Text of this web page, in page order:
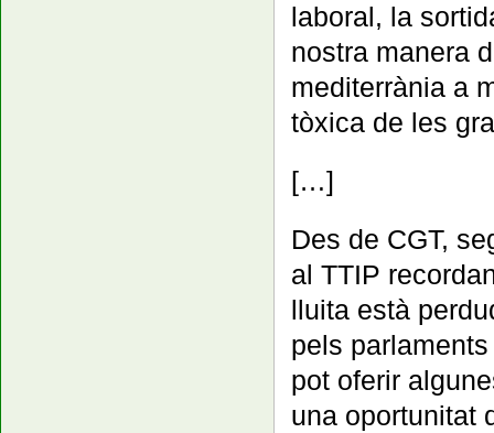
laboral, la
nostra manera
mediterrània a
tòxica de les
[…]
Des de CGT,
al TTIP
lluita està
pels
pot oferir
una oportunitat